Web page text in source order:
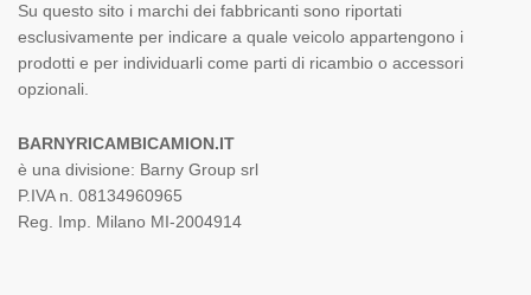
Su questo sito i marchi dei fabbricanti sono riportati
esclusivamente per indicare a quale veicolo appartengono i
prodotti e per individuarli come parti di ricambio o accessori
opzionali.
BARNYRICAMBICAMION.IT
è una divisione: Barny Group srl
P.IVA n. 08134960965
Reg. Imp. Milano MI-2004914